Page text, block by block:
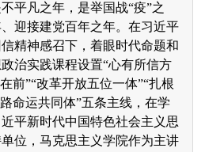
平凡之年，是举国战“疫”之
迎接建党百年之年。在习近平
精神感召下，着眼时代命题和
治实践课程设置“心有所信方
前”“改革开放五位一体”“扎根
命运共同体”五条主线，在学
平新时代中国特色社会主义思
位，马克思主义学院作为主讲